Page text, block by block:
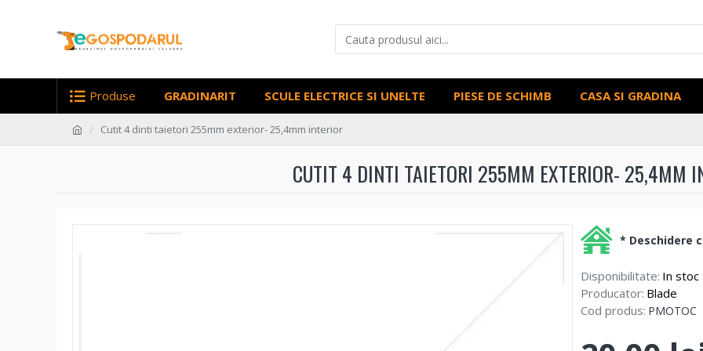
Produse GRADINARIT SCULE ELECTRICE SI UNELTE PIESE DE SCHIMB CASA SI GRADINA
Cutit 4 dinti taietori 255mm exterior- 25,4mm interior
CUTIT 4 DINTI TAIETORI 255MM EXTERIOR- 25,4MM
Disponibilitate: In stoc
Producator: Blade
Cod produs: PMOTOC
* Deschidere